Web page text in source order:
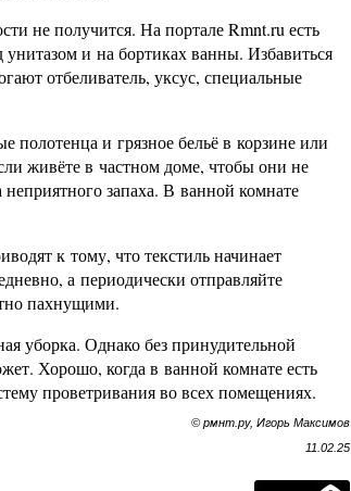
не получится. На портале Rmnt.ru есть
унитазом и на бортиках ванны. Избавиться
отбеливатель, уксус, специальные
полотенца и грязное бельё в корзине или
живёте в частном доме, чтобы они не
запаха. В ванной комнате
к тому, что текстиль начинает
а периодически отправляйте
пахнущими.
уборка. Однако без принудительной
Хорошо, когда в ванной комнате есть
проветривания во всех помещениях.
© рмнт.ру, Игорь Максимов
11.02.25